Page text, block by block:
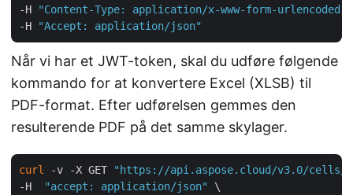
-H
"Content-Type: application/x-www-form-urlencoded"
-H
"Accept: application/json"
Når vi har et JWT-token, skal du udføre følgende
kommando for at konvertere Excel (XLSB) til
PDF-format. Efter udførelsen gemmes den
resulterende PDF på det samme skylager.
curl -v -X GET
"https://api.aspose.cloud/v3.0/cells/
-H
"accept: application/json"
\